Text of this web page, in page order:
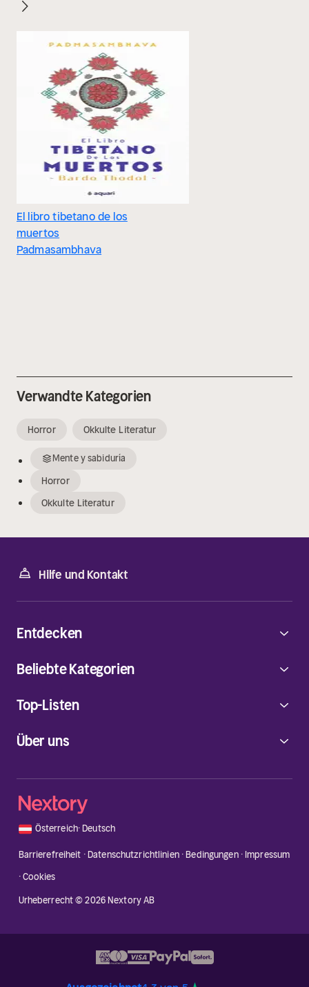
El libro tibetano de los
muertos
Padmasambhava
Verwandte Kategorien
Horror Okkulte Literatur
Mente y sabiduría
Horror
Okkulte Literatur
Hilfe und Kontakt
Über uns
Entdecken
Beliebte Kategorien
Top-Listen
🇦🇹 Österreich·Deutsch
Barrierefreiheit ·Datenschutzrichtlinien·Bedingungen· Impressum
·Cookies
Urheberrecht © 2026 Nextory AB